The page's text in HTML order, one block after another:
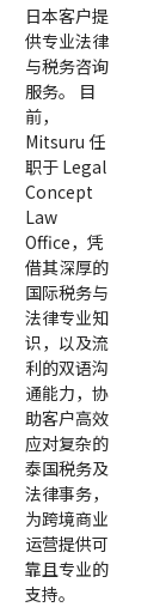
日本客户提
供专业法律
与税务咨询
服务。 目
前，
Mitsuru 任
职于 Legal
Concept
Law
Office，凭
借其深厚的
国际税务与
法律专业知
识，以及流
利的双语沟
通能力，协
助客户高效
应对复杂的
泰国税务及
法律事务，
为跨境商业
运营提供可
靠且专业的
支持。